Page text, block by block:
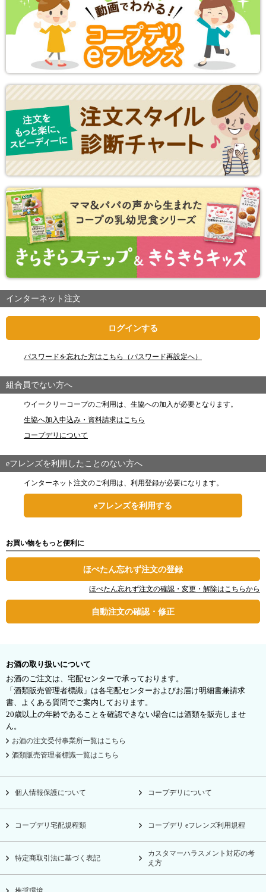
インターネット注文
ログインする
パスワードを忘れた方はこちら（パスワード再設定へ）
組合員でない方へ
ウイークリーコープのご利用は、生協への加入が必要となります。
生協へ加入申込み・資料請求はこちら
コープデリについて
eフレンズを利用したことのない方へ
インターネット注文のご利用は、利用登録が必要になります。
eフレンズを利用する
お買い物をもっと便利に
ほぺたん忘れず注文の登録
ほぺたん忘れず注文の確認・変更・解除はこちらから
自動注文の確認・修正
お酒の取り扱いについて
お酒のご注文は、宅配センターで承っております。
「酒類販売管理者標識」は各宅配センターおよびお届け明細書兼請求
書、よくある質問でご案内しております。
20歳以上の年齢であることを確認できない場合には酒類を販売しませ
ん。
お酒の注文受付事業所一覧はこちら
酒類販売管理者標識一覧はこちら
個人情報保護について コープデリについて
コープデリ宅配規程類 コープデリ eフレンズ利用規程
特定商取引法に基づく表記
カスタマーハラスメント対応の考
え方